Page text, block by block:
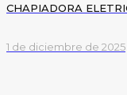
CHAPIADORA
1 de diciembre de 2025